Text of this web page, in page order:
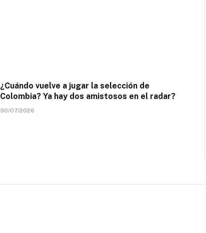
¿Cuándo vuelve a jugar la selección de
Colombia? Ya hay dos amistosos en el radar?
30/07/2026